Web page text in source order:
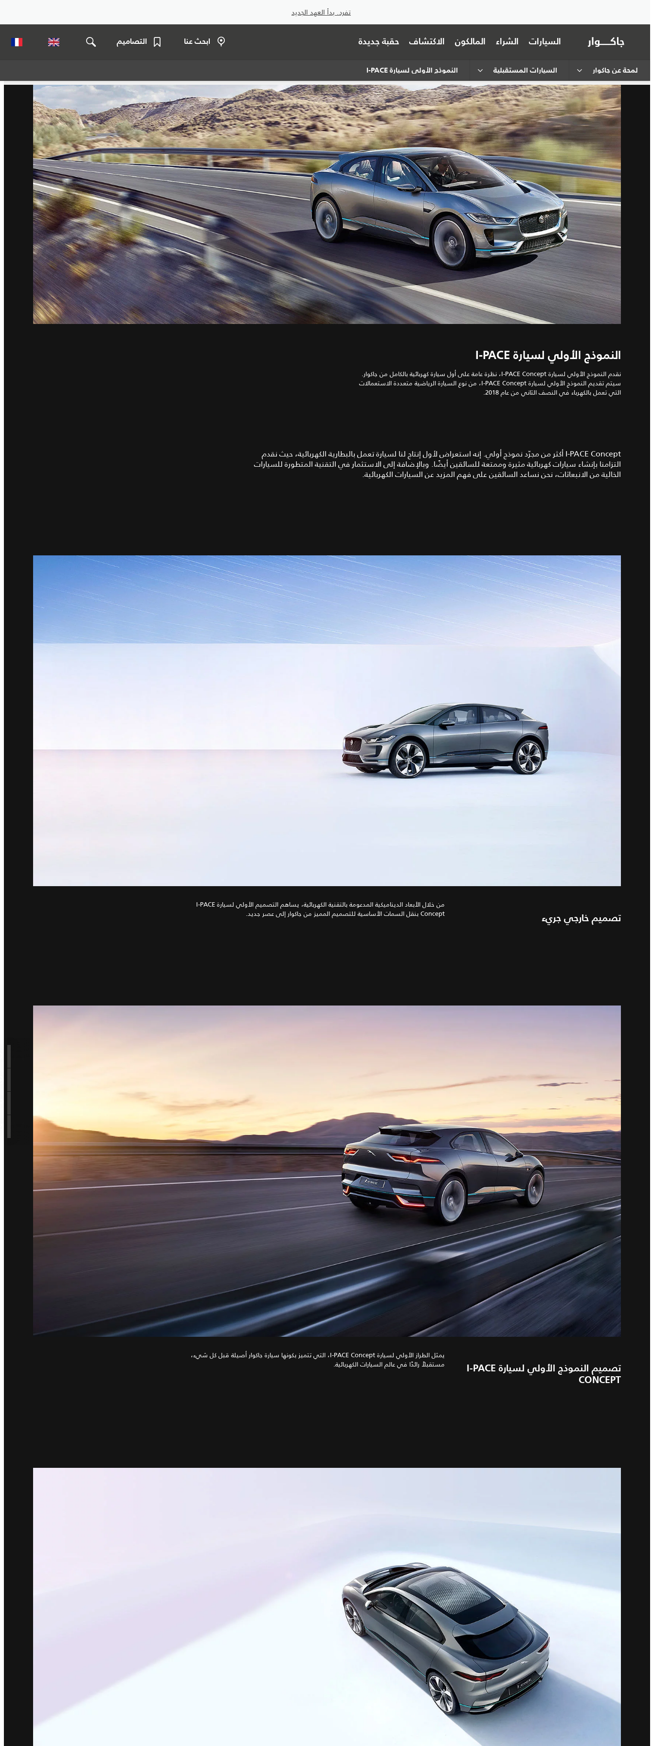
تفرد. بدأ العهد الجديد
السيارات الشراء المالكون الاكتشاف حقبة جديدة ابحث عنا التصاميم
لمحة عن جاكوار السيارات المستقبلية النموذج الأولي لسيارة I‑PACE
النموذج الأولي لسيارة I‑PACE
نقدم النموذج الأولي لسيارة I‑PACE Concept، نظرة عامة على أول سيارة كهربائية بالكامل من جاكوار.
سيتم تقديم النموذج الأولي لسيارة I‑PACE Concept، من نوع السيارة الرياضية متعددة الاستعمالات
التي تعمل بالكهرباء في النصف الثاني من عام 2018.
I‑PACE Concept أكثر من مجرّد نموذج أولي. إنه استعراض لأول إنتاج لنا لسيارة تعمل بالبطارية الكهربائية، حيث نقدم
التزامنا بإنشاء سيارات كهربائية مثيرة وممتعة للسائقين أيضًا. وبالإضافة إلى الاستثمار في التقنية المتطورة للسيارات
الخالية من الانبعاثات، نحن نساعد السائقين على فهم المزيد عن السيارات الكهربائية.
تصميم خارجي جريء
من خلال الأبعاد الديناميكية المدعومة بالتقنية الكهربائية، يساهم التصميم الأولي لسيارة I‑PACE
Concept بنقل السمات الأساسية للتصميم المميز من جاكوار إلى عصر جديد.
تصميم النموذج الأولي لسيارة I‑PACE
CONCEPT
يمثل الطراز الأولي لسيارة I‑PACE Concept، التي تتميز بكونها سيارة جاكوار أصيلة قبل كل شيء،
مستقبلاً رائدًا في عالم السيارات الكهربائية.